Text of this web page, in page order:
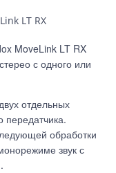
LT RX
MoveLink LT RX
с одного или
отдельных
передатчика.
обработки
звук с